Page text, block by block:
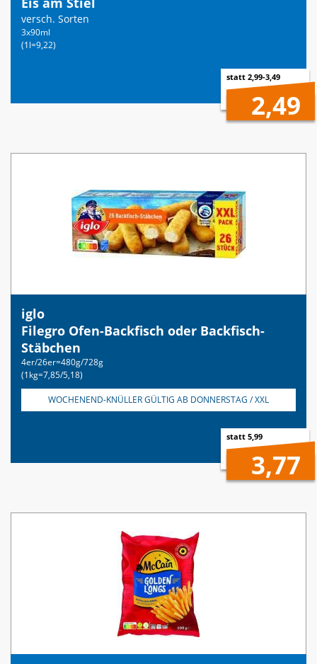
versch. Sorten
3x90ml
(1l=9,22)
statt 2,99-3,49
2,49
iglo
Filegro Ofen-Backfisch oder Backfisch-
Stäbchen
4er/26er=480g/728g
(1kg=7,85/5,18)
WOCHENEND-KNÜLLER GÜLTIG AB DONNERSTAG / XXL
statt 5,99
3,77